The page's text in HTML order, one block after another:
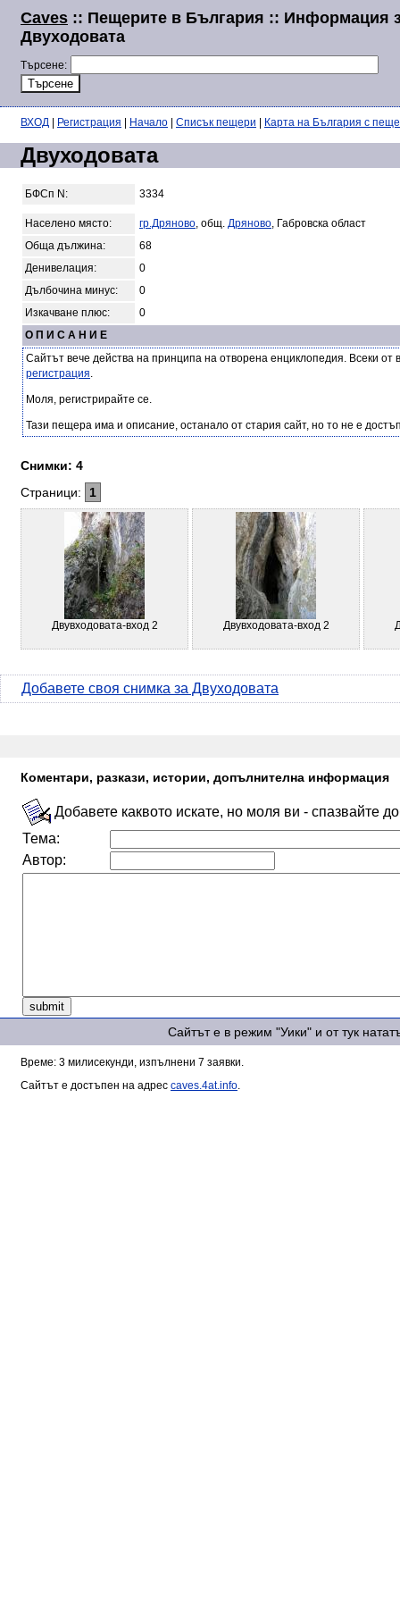
Caves :: Пещерите в България :: Информация
Двуходовата
Търсене:
ВХОД Регистрация Начало Списък пещери Карта на България с
Двуходовата
БФСп N: 3334
Населено място: гр.Дряново, общ. Дряново, Габровска област
Обща дължина:
68
Денивелация:
0
Дълбочина минус:
0
Изкачване плюс:
0
О П И С А Н И Е
Сайтът вече действа на принципа на отворена енциклопедия. Всеки
регистрация.
Моля, регистрирайте се.
Тази пещера има и описание, останало от стария сайт, но то не е
Снимки: 4
Страници:
1
Двувходовата-вход 2 Двувходовата-вход 2
Добавете своя снимка за Двуходовата
Коментари, разкази, истории, допълнителна информация
Добавете каквото искате, но моля ви - спазвайте
Тема:
Автор:
Сайтът е в режим "Уики" и от тук
Време: 3 милисекунди, изпълнени 7 заявки.
Сайтът е достъпен на адрес caves.4at.info.